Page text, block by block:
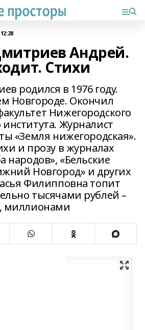
Андрей.
Стихи
родился в 1976 году.
Новгороде. Окончил
Нижегородского
Журналист
«Земля нижегородская».
и прозу в журналах
народов», «Бельские
Новгород» и других
Филипповна топит
тысячами рублей –
миллионами